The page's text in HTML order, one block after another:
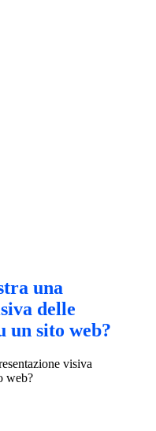
una
delle
un sito web?
visiva
web?